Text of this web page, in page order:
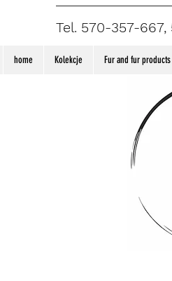
Tel. 570-357-667,
home Kolekcje Fur and fur products